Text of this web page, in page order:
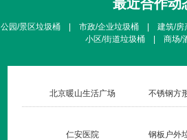
最近合作动
公园/景区垃圾桶 | 市政/企业垃圾桶 | 建筑/
小区/街道垃圾桶 | 商场/
北京暖山生活广场
仁安医院